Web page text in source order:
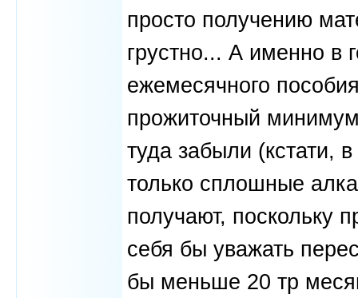
просто получению
грустно... А именно в
ежемесячного
прожиточный
туда забыли (кстати,
только сплошные
получают, поскольку
себя бы уважать
бы меньше 20 тр